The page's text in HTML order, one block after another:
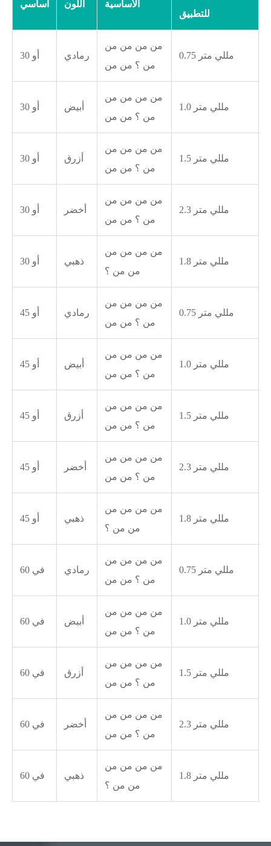
أساسي اللون
الأساسية
للتطبيق
30 أو رمادي
من من من من
من ؟ من من
0.75 مللي متر
30 أو أبيض
من من من من
من ؟ من من
1.0 مللي متر
30 أو أزرق
من من من من
من ؟ من من
1.5 مللي متر
30 أو أخضر
من من من من
من ؟ من من
2.3 مللي متر
30 أو ذهبي
من من من من
من من ؟
1.8 مللي متر
45 أو رمادي
من من من من
من ؟ من من
0.75 مللي متر
45 أو أبيض
من من من من
من ؟ من من
1.0 مللي متر
45 أو أزرق
من من من من
من ؟ من من
1.5 مللي متر
45 أو أخضر
من من من من
من ؟ من من
2.3 مللي متر
45 أو ذهبي
من من من من
من من ؟
1.8 مللي متر
60 في رمادي
من من من من
من ؟ من من
0.75 مللي متر
60 في أبيض
من من من من
من ؟ من من
1.0 مللي متر
60 في أزرق
من من من من
من ؟ من من
1.5 مللي متر
60 في أخضر
من من من من
من ؟ من من
2.3 مللي متر
60 في ذهبي
من من من من
من من ؟
1.8 مللي متر